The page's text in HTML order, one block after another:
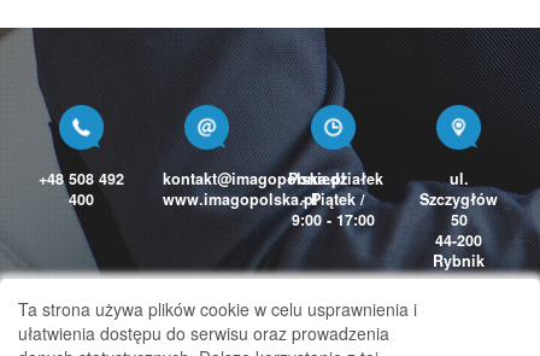
+48 508 492
400
kontakt@imagopolska.pl
www.imagopolska.pl
Poniedziałek
- Piątek /
9:00 - 17:00
ul.
Szczygłów
50
44-200
Rybnik
Ta strona używa plików cookie w celu usprawnienia i
ułatwienia dostępu do serwisu oraz prowadzenia